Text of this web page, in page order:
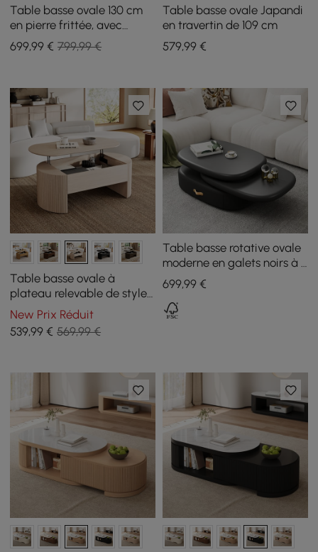
Table basse ovale 130 cm
en pierre frittée, avec
rangement
699,99 € 799,99 €
Table basse ovale Japandi
en travertin de 109 cm
579,99€
Table basse ovale à
plateau relevable de style
moderne du milieu du
siècle, 47"
New Prix Réduit
539,99 € 569,99 €
Table basse rotative ovale
moderne en galets noirs à 3
niveaux avec rangement
699,99€